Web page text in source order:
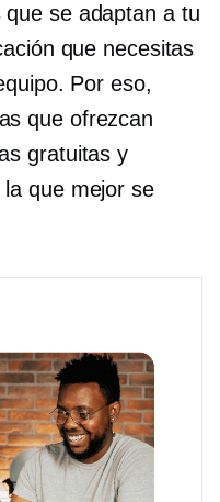
que se adaptan a tu
que necesitas
Por eso,
que ofrezcan
gratuitas y
que mejor se